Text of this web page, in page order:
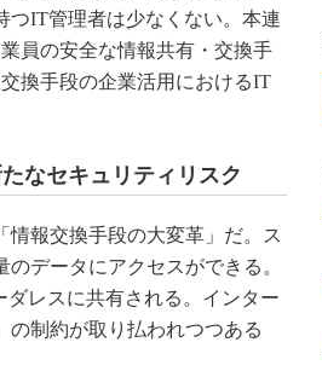
つIT管理者は少なくない。本連
員の安全な情報共有・交換手
換手段の企業活用におけるIT
なセキュリティリスク
報交換手段の大変革」だ。ス
データにアクセスができる。
レスに共有される。インター
の制約が取り払われつつある